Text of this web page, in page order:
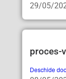
29/05/
proces-
Deschide